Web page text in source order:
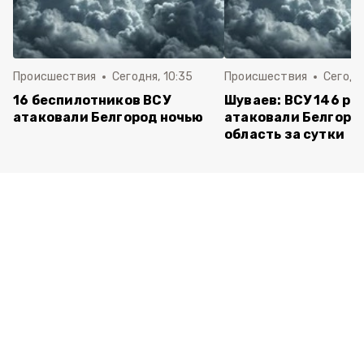
Происшествия Сегодня, 10:35
16 беспилотников ВСУ
атаковали Белгород ночью
Происшествия
Шуваев: ВСУ 146
атаковали
область за сутки